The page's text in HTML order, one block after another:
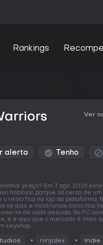
Rankings
Ver
alerta Tenho
preço? Em 7 ago. 2026
habitual, porque só cerca de
resto fica na loja da plataforma.
os dias e mostramos como fica
te de cada descida. No PC
e é aqui que o mercado é mais
keyshop.
ninjalex Indie